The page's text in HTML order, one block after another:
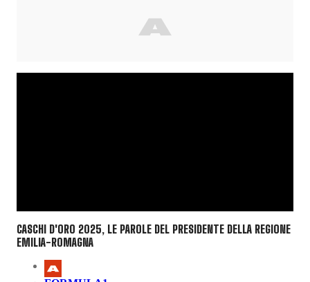
CASCHI D'ORO 2025, LE PAROLE DEL PRESIDENTE DELLA REGIONE
EMILIA-ROMAGNA